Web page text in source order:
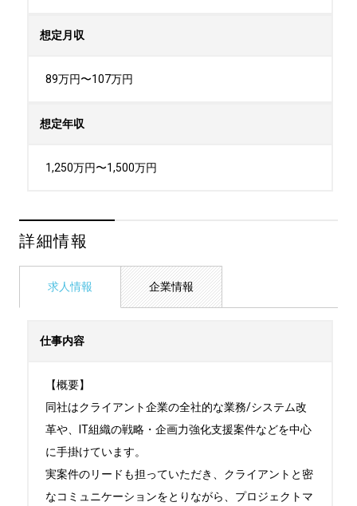
想定月収
89万円〜107万円
想定年収
1,250万円〜1,500万円
詳細情報
求人情報 企業情報
仕事内容
【概要】
同社はクライアント企業の全社的な業務/システム改
革や、IT組織の戦略・企画力強化支援案件などを中心
に手掛けています。
実案件のリードも担っていただき、クライアントと密
なコミュニケーションをとりながら、プロジェクトマ